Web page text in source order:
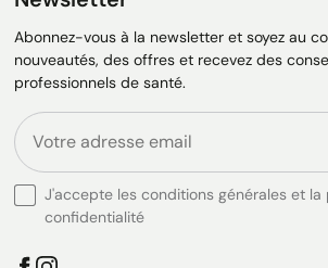
Abonnez-vous à la newsletter et soyez au
nouveautés, des offres et recevez des
professionnels de santé.
J'accepte les conditions générales et la
confidentialité